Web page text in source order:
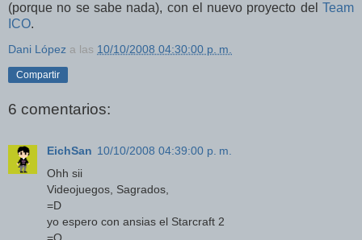
(porque no se sabe nada), con el nuevo proyecto del Team
ICO.
Dani López a las 10/10/2008 04:30:00 p. m.
Compartir
6 comentarios:
EichSan 10/10/2008 04:39:00 p. m.
Ohh sii
Videojuegos, Sagrados,
=D
yo espero con ansias el Starcraft 2